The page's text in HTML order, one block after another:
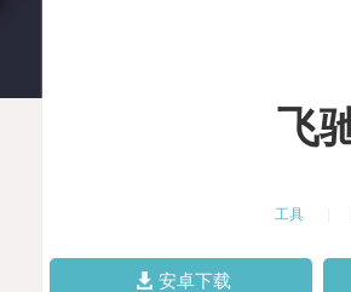
飞
工具
安卓下载